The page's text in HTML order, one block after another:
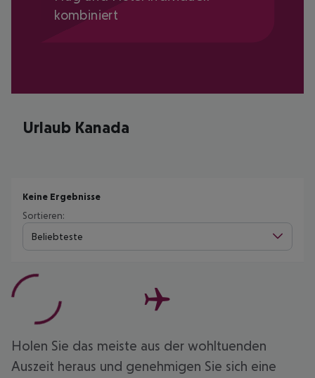
kombiniert
Urlaub Kanada
Keine Ergebnisse
Sortieren:
Beliebteste
Holen Sie das meiste aus der wohltuenden
Auszeit heraus und genehmigen Sie sich eine